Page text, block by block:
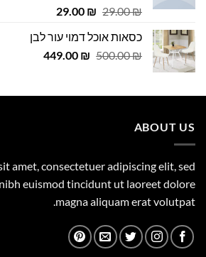
דורג4.75
29.00₪
המחיר
היה:
29.00 ₪.
29.00 ₪
המחיר
הוא:
29.00 ₪.
כסאות אוכל דמוי עור לבן
500.00₪
המחיר
500.00 ₪.
449.00 ₪
המחיר
449.00 ₪.
ABOUT US
amet, consectetuer adipiscing elit, sed
euismod tincidunt ut laoreet dolore
magna aliquam erat volutpat.